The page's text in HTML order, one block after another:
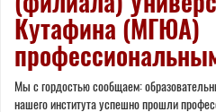
Кутафина (МГЮА)
Мы с гордостью сообщаем:
нашего института успешно прошли